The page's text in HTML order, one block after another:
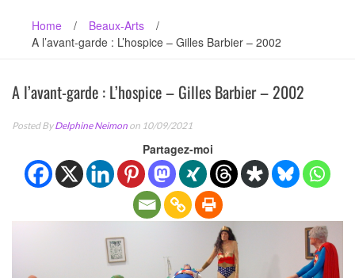
Home / Beaux-Arts
/
A l’avant-garde : L’hospice – Gilles Barbier – 2002
A l’avant-garde : L’hospice – Gilles Barbier – 2002
Posted ByDelphine Neimon on 10/09/2021
Partagez-moi